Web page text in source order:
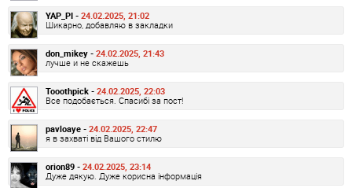
YAP_PI - 24.02.2025, 21:02
Шикарно, добавляю в закладки
don_mikey - 24.02.2025, 21:43
лучше и не скажешь
Tooothpick - 24.02.2025, 22:03
Все подобається. Спасибі за пост!
pavloaye - 24.02.2025, 22:47
я в захваті від Вашого стилю
orion89 - 24.02.2025, 23:14
Дуже дякую. Дуже корисна інформація